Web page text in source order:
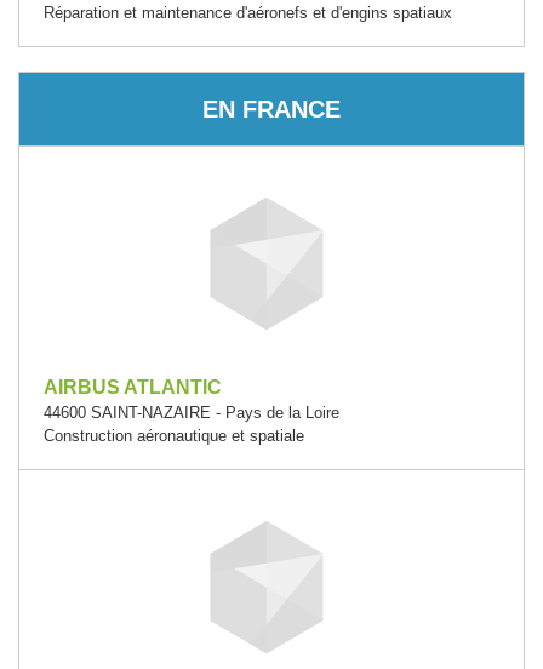
Réparation et maintenance d'aéronefs et d'engins spatiaux
EN FRANCE
AIRBUS ATLANTIC
44600 SAINT-NAZAIRE - Pays de la Loire
Construction aéronautique et spatiale